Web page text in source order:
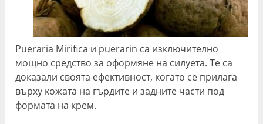
Pueraria Mirifica и puerarin са изключително
мощно средство за оформяне на силуета. Те са
доказали своята ефективност, когато се прилага
върху кожата на гърдите и задните части под
формата на крем.